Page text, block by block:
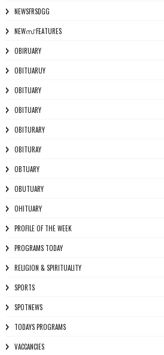
NEWSFRSDGG
NEWസ് FEATURES
OBIRUARY
OBITUARUY
OBITUARY
OBITUARY
OBITURARY
OBITURAY
OBTUARY
OBUTUARY
OHITUARY
PROFILE OF THE WEEK
PROGRAMS TODAY
RELIGION & SPIRITUALITY
SPORTS
SPOTNEWS
TODAYS PROGRAMS
VACCANCIES